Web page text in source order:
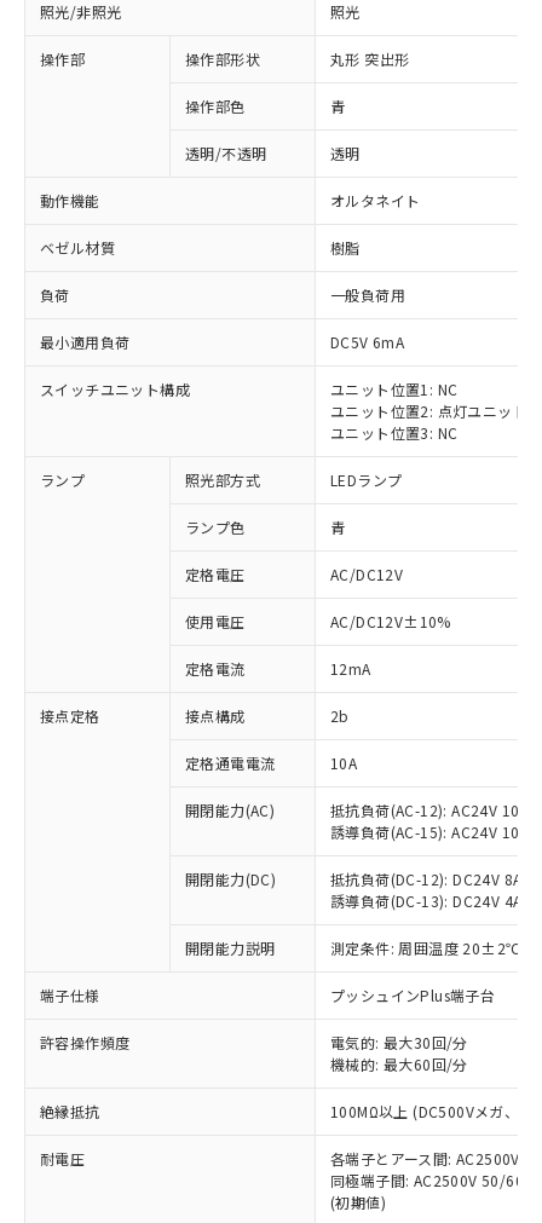
照光/非照光 照光
操作部 操作部形状 丸形 突出形
操作部色 青
透明/不透明 透明
動作機能 オルタネイト
ベゼル材質 樹脂
負荷 一般負荷用
最小適用負荷 DC5V 6mA
スイッチユニット構成
ユニット位置1: NC
ユニット位置2: 点灯ユニット
ユニット位置3: NC
ランプ 照光部方式 LEDランプ
ランプ色 青
定格電圧 AC/DC12V
使用電圧 AC/DC12V±10%
定格電流 12mA
接点定格 接点構成 2b
定格通電電流 10A
開閉能力(AC)
抵抗負荷(AC-12): AC24V 10A/
誘導負荷(AC-15): AC24V
開閉能力(DC)
抵抗負荷(DC-12): DC24V 8A/
誘導負荷(DC-13): DC24V 4A/
開閉能力説明 測定条件: 周囲温度 20±2℃、
端子仕様 プッシュインPlus端子台
許容操作頻度
電気的: 最大30回/分
機械的: 最大60回/分
絶縁抵抗 100MΩ以上 (DC500Vメガ、点
耐電圧
各端子とアース間: AC2500V
同極端子間: AC2500V 50/
(初期値)
ご利用条件
以下の条件をお読みいただき、同意のうえ
ご利用ください。
本サービスは、当社制御機器事業取扱
商品の当社在庫状況および標準価格
(税抜)を提供させていただくもので
当社制御機器事業取扱商品の中には、
本サービスの対象外となる商品もある
ことをご了承ください。
在庫状況および標準価格照会結果は、
記載している更新日時点での社内デー
タに基づき作成されるものであり、閲
覧された時点での実際の在庫および標
準価格とは異なる場合があることをご
※1 対応状況
対応済み：EU RoHS指令（10物質）の
非含有に対応した製品が提供可能な商品で
す。
対応予定：EU RoHS指令（10物質）の非含
有に対応した製品に切り替える予定のある
対応予定なし：EU RoHS指令（10物質）の
非含有に非対応の商品で、対応品を出す予
定はありません。
調査・確認中：EU RoHS指令（10物質）の
非含有の対応状況を調査中または確認中の
非該当品：ライセンス料など無形物で、有
害物質有無と関係のない商品です。
仕入先様の事情により、非含有部品として
いたものが、含有品と判明した場合などや
むを得ず変更することがあります。
六価クロム(Cr(Ⅵ)) 1000ppm以下、ポリ臭化ビフェニル
類(PBB) 1000ppm以下、ポリ臭化ジフェニルエーテル類
「○」：最大均質材料含有率が中国RoHSの
基準値以下であることを示します。
「×」：最大均質材料含有率が中国RoHSの
基準値を超えていることを示します。
「－」：未確認です。当社販売部門へお問
*中国RoHS10物質の基準値 (GB/T26572)：
Pb(鉛) :1000ppm、 Hg(水銀) : 1000ppm、 Cd(カドミウ
Cr(Ⅵ)(六価クロム) : 1000ppm、 PBBs(ポリ臭化ビフェ
当社は、これら貴社製品のうち、外国
為替および外国貿易法に定める商品
（以下｢規制貨物等」という）を輸出
または国外への提供する場合は、日本
国政府の輸出許可(または役務取引許
可)を取得するなどの必要な手続きを